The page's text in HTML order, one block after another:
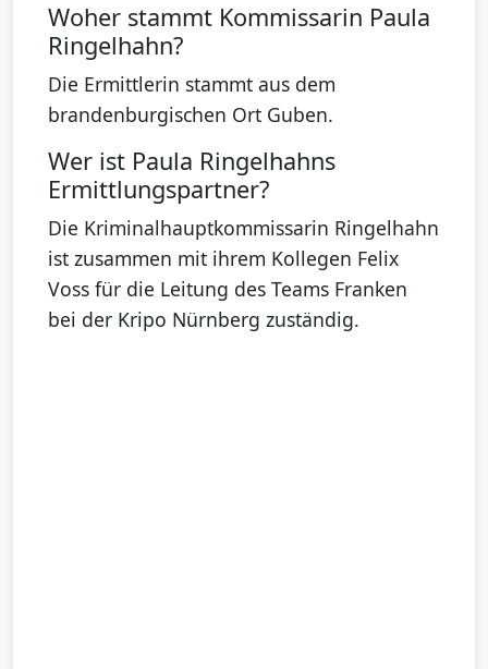
Woher stammt Kommissarin Paula
Ringelhahn?
Die Ermittlerin stammt aus dem
brandenburgischen Ort Guben.
Wer ist Paula Ringelhahns
Ermittlungspartner?
Die Kriminalhauptkommissarin Ringelhahn
ist zusammen mit ihrem Kollegen Felix
Voss für die Leitung des Teams Franken
bei der Kripo Nürnberg zuständig.